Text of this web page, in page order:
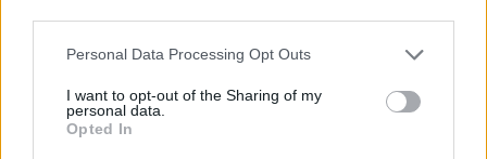
Please note that this website/app uses one or more Google
not limited to your visit or usage behaviour. You may click to
grant or deny consent to Google and its third-party tags to
use your data for below specified purposes in below Google
Personal Data Processing Opt Outs
I want to opt-out of the Sharing of my
personal data.
Opted In
amelynek komplex burkolatmegújításáért felel a Profunda Bau.
Új vízáteresztő burkolatú parkolók